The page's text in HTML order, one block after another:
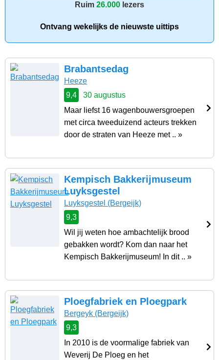
Ruim 26.000 lezers
Ontvang wekelijks de nieuwste uittips
Brabantsedag
Heeze
9,4
30 augustus
Maar liefst 16 wagenbouwersgroepen
met circa tweeduizend acteurs trekken
door de straten van Heeze met .. »
Kempisch Bakkerijmuseum
Luyksgestel
Luyksgestel (Bergeijk)
9,3
Wil jij weten hoe ambachtelijk brood
gebakken wordt? Kom dan naar het
Kempisch Bakkerijmuseum! In dit .. »
Ploegfabriek en Ploegpark
Bergeyk (Bergeijk)
9,3
In 2010 is de voormalige fabriek van
Weverij De Ploeg en het